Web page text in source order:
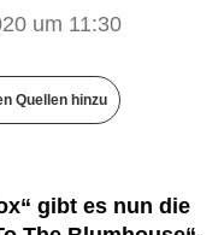
um 11:30
Quellen hinzu
gibt es nun die